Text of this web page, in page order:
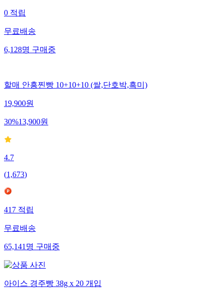
0적립
무료배송
6,128명구매중
할매 안흥찐빵 10+10+10 (쌀,단호박,흑미)
19,900원
30%13,900원
4.7
(1,673)
417적립
무료배송
65,141명구매중
아이스 경주빵 38g x 20 개입